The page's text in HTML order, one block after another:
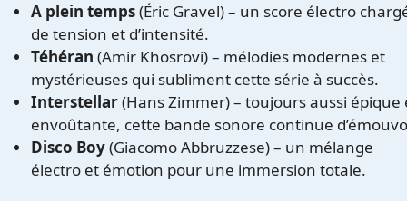
A plein temps(Éric Gravel) – un score électro
de tension et d’intensité.
Téhéran (Amir Khosrovi) – mélodies modernes et
mystérieuses qui subliment cette série à succès.
Interstellar(Hans Zimmer) – toujours aussi épique
envoûtante, cette bande sonore continue
Disco Boy(Giacomo Abbruzzese) – un mélange
électro et émotion pour une immersion totale.